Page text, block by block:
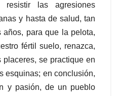
las agresiones
y hasta de salud, tan
para que la pelota,
fértil suelo, renazca,
se practique en
esquinas; en conclusión,
y pasión, de un pueblo